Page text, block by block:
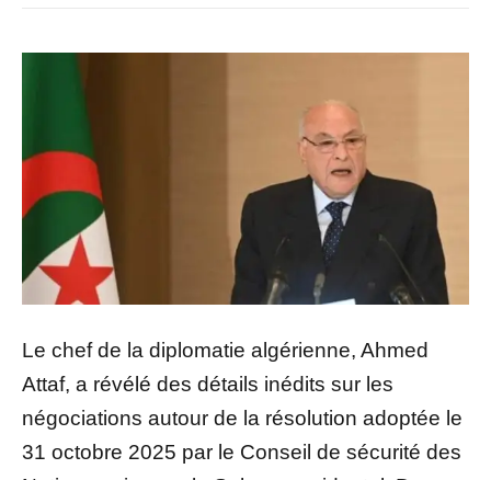
Le chef de la diplomatie algérienne, Ahmed
Attaf, a révélé des détails inédits sur les
négociations autour de la résolution adoptée le
31 octobre 2025 par le Conseil de sécurité des